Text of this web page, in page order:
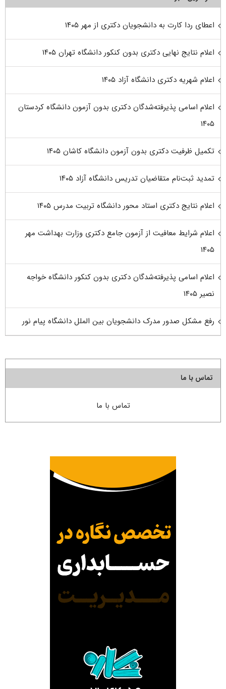
اعطای ردا کارت به دانشجویان دکتری از مهر ۱۴۰۵
اعلام نتایج نهایی دکتری بدون کنکور دانشگاه تهران ۱۴۰۵
اعلام شهریه دکتری دانشگاه آزاد ۱۴۰۵
اعلام اسامی پذیرفته‌شدگان دکتری بدون آزمون دانشگاه کردستان
۱۴۰۵
تکمیل ظرفیت دکتری بدون آزمون دانشگاه کاشان ۱۴۰۵
تمدید ثبت‌نام متقاضیان تدریس دانشگاه آزاد ۱۴۰۵
اعلام نتایج دکتری استاد محور دانشگاه تربیت مدرس ۱۴۰۵
اعلام شرایط معافیت از آزمون جامع دکتری وزارت بهداشت مهر
۱۴۰۵
اعلام اسامی پذیرفته‌شدگان دکتری بدون کنکور دانشگاه خواجه
نصیر ۱۴۰۵
رفع مشکل صدور مدرک دانشجویان بین الملل دانشگاه پیام نور
تماس با ما
تماس با ما